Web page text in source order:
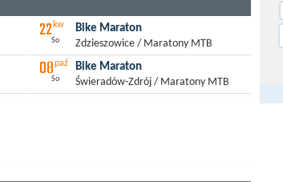
22kw
So
Bike Maraton
Zdzieszowice / Maratony MTB
08paź
So
Bike Maraton
Świeradów-Zdrój / Maratony MTB